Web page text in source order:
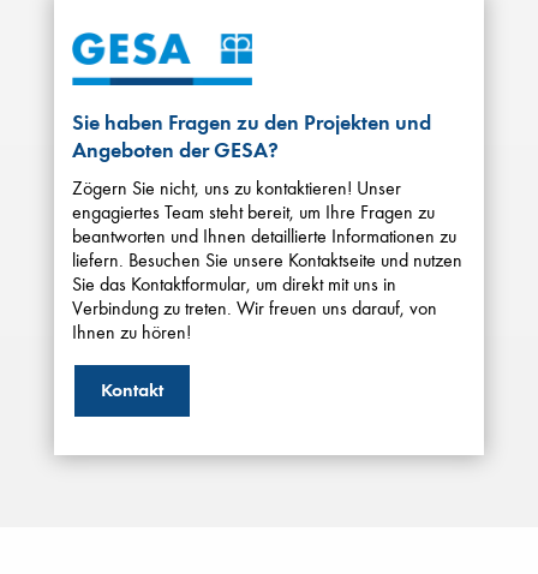
Sie haben Fragen zu den Projekten und
Angeboten der GESA?
Zögern Sie nicht, uns zu kontaktieren! Unser
engagiertes Team steht bereit, um Ihre Fragen zu
beantworten und Ihnen detaillierte Informationen zu
liefern. Besuchen Sie unsere Kontaktseite und nutzen
Sie das Kontaktformular, um direkt mit uns in
Verbindung zu treten. Wir freuen uns darauf, von
Ihnen zu hören!
Kontakt